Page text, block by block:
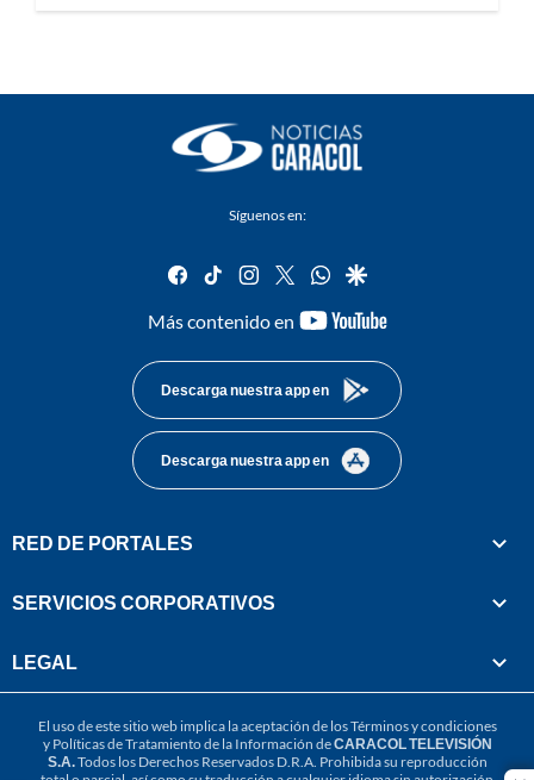
Síguenos en:
facebook
tiktok instagram
twitterwhatsapp
google
Más contenido en
youtube-
Descarga nuestra app en
Descarga nuestra app en
RED DE PORTALES
SERVICIOS CORPORATIVOS
LEGAL
El uso de este sitio web implica la aceptación de losTérminos y condiciones
y Políticas de Tratamiento de la Información deCARACOL TELEVISIÓN
S.A.Todos los Derechos Reservados D.R.A. Prohibida su reproducción